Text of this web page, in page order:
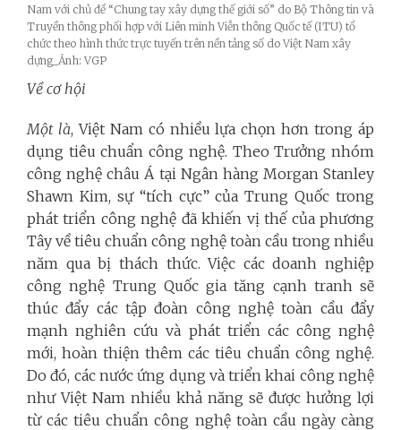
Nam với chủ đề “Chung tay xây dựng thế giới số” do Bộ Thông tin và
Truyền thông phối hợp với Liên minh Viễn thông Quốc tế (ITU) tổ
chức theo hình thức trực tuyến trên nền tảng số do Việt Nam xây
dựng_Ảnh: VGP
Về cơ hội
Một là, Việt Nam có nhiều lựa chọn hơn trong áp
dụng tiêu chuẩn công nghệ. Theo Trưởng nhóm
công nghệ châu Á tại Ngân hàng Morgan Stanley
Shawn Kim, sự “tích cực” của Trung Quốc trong
phát triển công nghệ đã khiến vị thế của phương
Tây về tiêu chuẩn công nghệ toàn cầu trong nhiều
năm qua bị thách thức. Việc các doanh nghiệp
công nghệ Trung Quốc gia tăng cạnh tranh sẽ
thúc đẩy các tập đoàn công nghệ toàn cầu đẩy
mạnh nghiên cứu và phát triển các công nghệ
mới, hoàn thiện thêm các tiêu chuẩn công nghệ.
Do đó, các nước ứng dụng và triển khai công nghệ
như Việt Nam nhiều khả năng sẽ được hưởng lợi
từ các tiêu chuẩn công nghệ toàn cầu ngày càng